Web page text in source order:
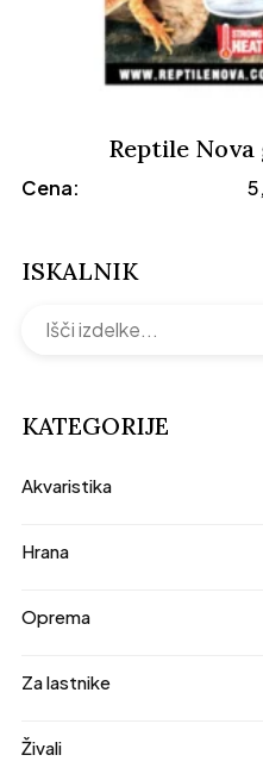
ISKALNIK
KATEGORIJE
Akvaristika
Hrana
Oprema
Za lastnike
Živali
Reptile
Cena: